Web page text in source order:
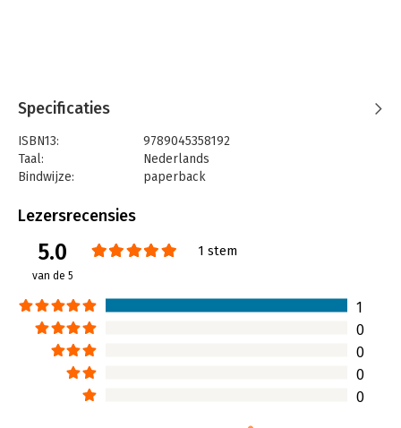
Specificaties
ISBN13:
9789045358192
Taal:
Nederlands
Bindwijze:
paperback
Uitgever:
Verschijningsdatum:
30-3-2022
Hoofdrubriek:
Serie:
Dummies (Nederlandstalig)
Lezersrecensies
5.0
van de 5
1 stem
1
0
0
0
0